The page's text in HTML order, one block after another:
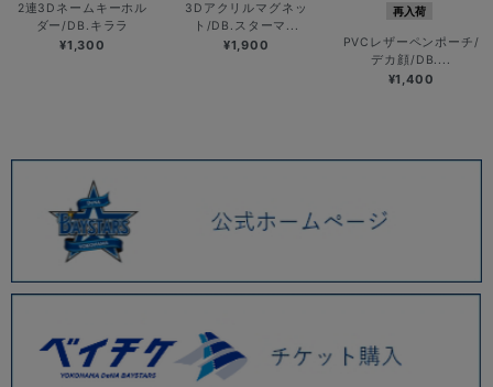
2連3Dネームキーホル
ダー/DB.キララ
¥1,300
3Dアクリルマグネッ
ト/DB.スターマ...
¥1,900
再入荷
PVCレザーペンポーチ/
デカ顔/DB....
¥1,400